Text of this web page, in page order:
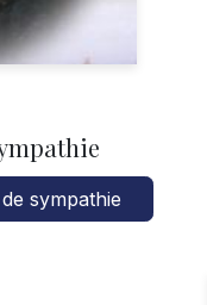
sympathie